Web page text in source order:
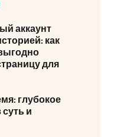
аккаунт
как
для
глубокое
и